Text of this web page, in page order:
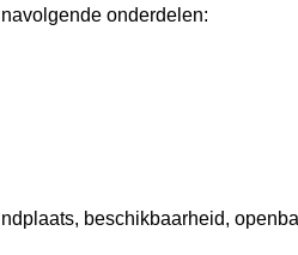
onderdelen:
beschikbaarheid,